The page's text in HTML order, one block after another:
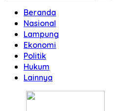
Beranda
Nasional
Lampung
Ekonomi
Politik
Hukum
Lainnya